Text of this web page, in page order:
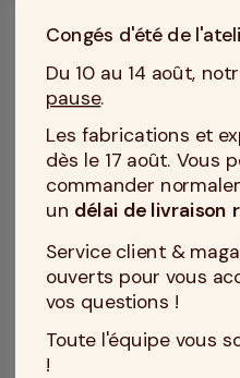
matelas orthopédique
produit, mais une
au quotidien. Nos
accompagner les
sensibles du dos, avec
des matériaux testés.
Vous pouvez découvrir
sélection dematelas
en plusieurs dimensions
Chaque modèle est
celui qui correspond à
offres, vous pouvez
Congés d'été de
Du 10 au 14 août,
pause.
Les fabrications et
dès le 17 août. Vous
commander
un délai de livraison
Service client &
ouverts pour vous
vos questions !
Toute l'équipe vous
!